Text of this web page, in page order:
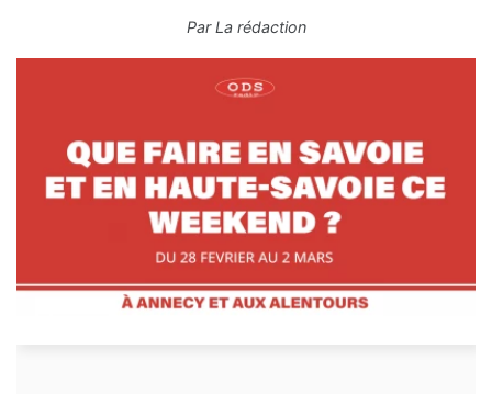
ParLa rédaction